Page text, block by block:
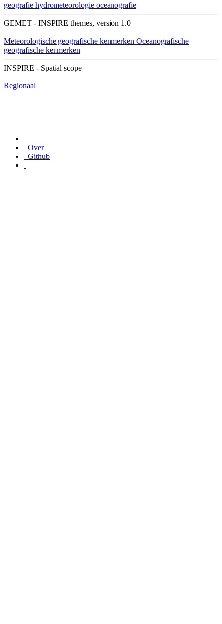
geografie hydrometeorologie oceanografie
GEMET - INSPIRE themes, version 1.0
Meteorologische geografische kenmerken Oceanografische
geografische kenmerken
INSPIRE - Spatial scope
Regionaal
Over
Github